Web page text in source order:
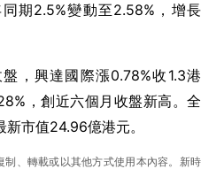
期2.5%變動至2.58%，增長
，興達國際漲0.78%收1.3港
，創近六個月收盤新高。全
市值24.96億港元。
制、轉載或以其他方式使用本內容。新時